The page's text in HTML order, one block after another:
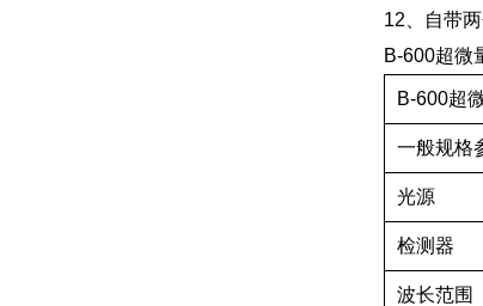
12、自带
B-600超微
B-600超
一般规格
光源
检测器
波长范围